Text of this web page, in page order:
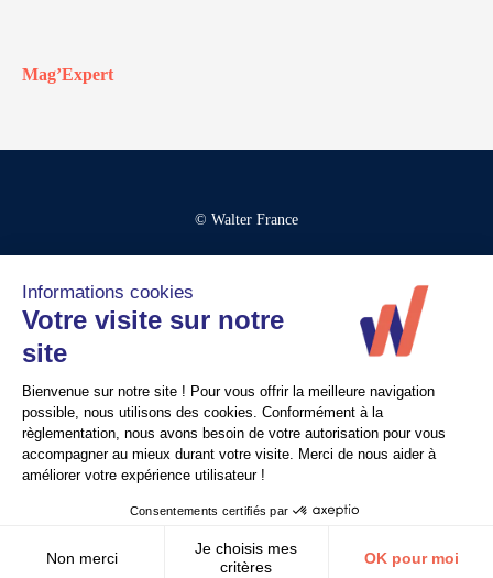
Mag’Expert
© Walter France
Mentions légales
Contact
Recrutement